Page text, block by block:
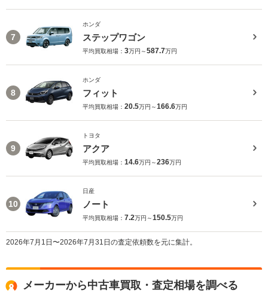
7
ホンダ
ステップワゴン
平均買取相場： 3万円～587.7万円
8
ホンダ
フィット
平均買取相場： 20.5万円～166.6万円
9
トヨタ
アクア
平均買取相場： 14.6万円～236万円
10
日産
ノート
平均買取相場： 7.2万円～150.5万円
2026年7月1日〜2026年7月31日の査定依頼数を元に集計。
メーカーから中古車買取・査定相場を調べる